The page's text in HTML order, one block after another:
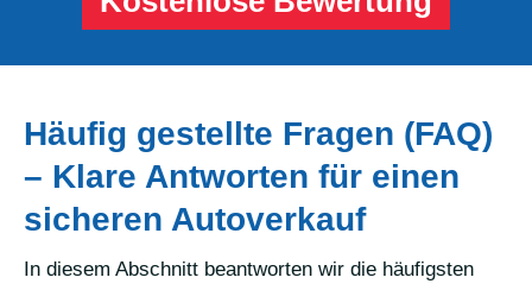
Häufig gestellte Fragen (FAQ)
– Klare Antworten für einen
sicheren Autoverkauf
In diesem Abschnitt beantworten wir die häufigsten